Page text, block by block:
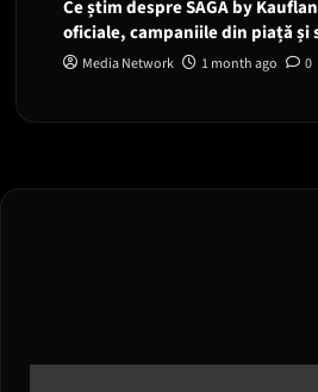
Ce știm despre SAGA by
oficiale, campaniile din piață
Media Network 1 month ago 0